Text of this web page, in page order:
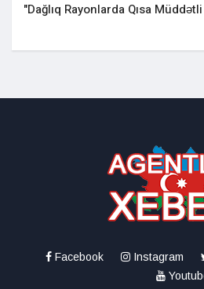
"Dağlıq Rayonlarda Qısa
Facebook Instagram